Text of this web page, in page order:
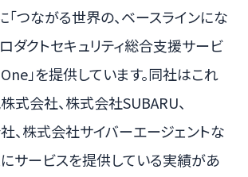
に「つながる世界の、ベースラインにな
ロダクトセキュリティ総合支援サービ
」を提供しています。同社はこれ
式会社、株式会社SUBARU、
、株式会社サイバーエージェントな
にサービスを提供している実績があ